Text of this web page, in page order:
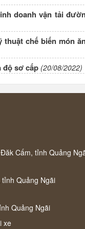
doanh vận tải
chế biến món
độ sơ cấp (20/08/2022)
Cấm, tỉnh Quảng
Quảng Ngãi
Quảng Ngãi
xe